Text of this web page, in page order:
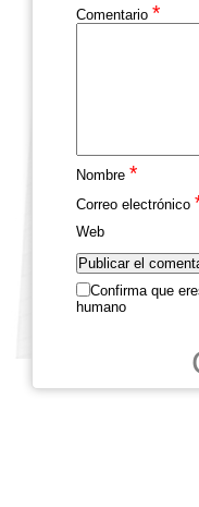
Comentario *
Nombre *
Correo electrónico
Web
Confirma que
humano